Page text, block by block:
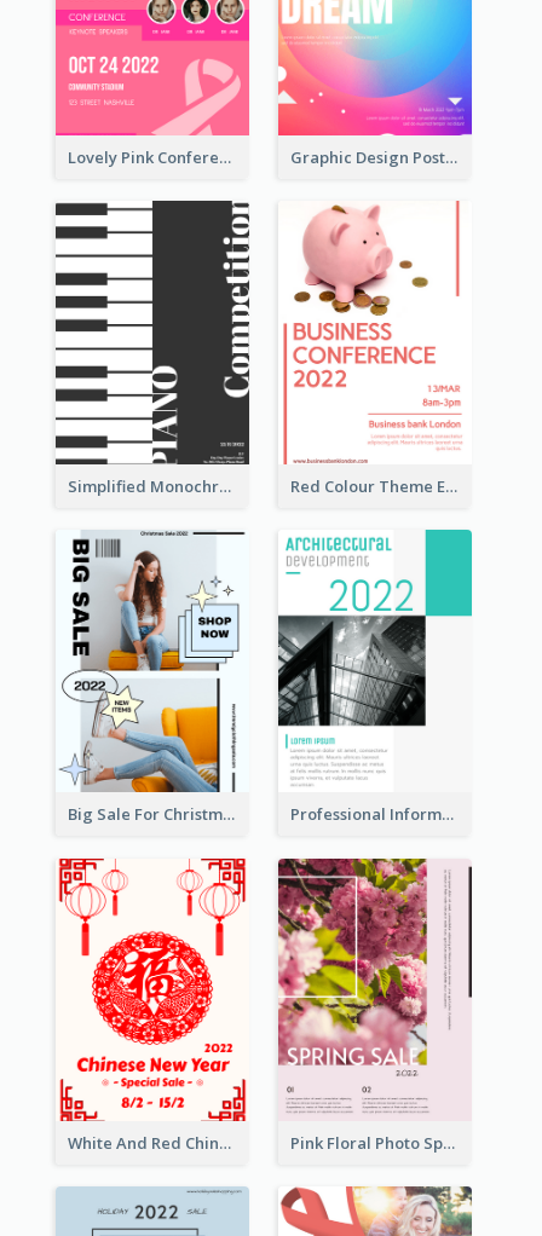
Lovely Pink Conference Promotional Poster Design Idea Graphic Design Poster In Rainbow Colours
Simplified Monochrome Music Instruments Competition Red Colour Theme Event Poster With Simple Description
Big Sale For Christmas Trendy Poster Professional Informative Poster About 2020 Architecture
White And Red Chinese New Year Sale Poster Pink Floral Photo Spring Sale Poster